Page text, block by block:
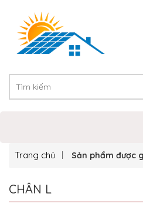
Trang chủ Sản phẩm được
CHÂN L